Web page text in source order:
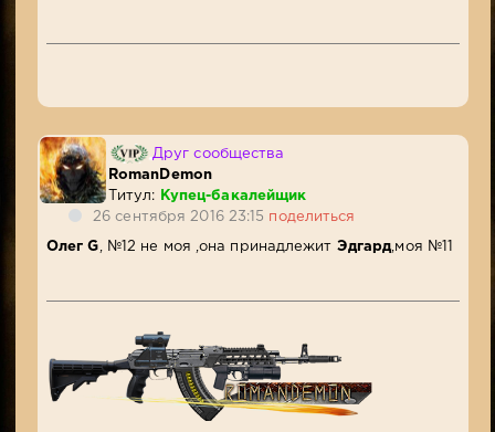
Друг сообщества
RomanDemon
Титул:
Купец-бакалейщик
26 сентября 2016 23:15 поделиться
Олег G , №12 не моя ,она принадлежит Эдгард,моя №11